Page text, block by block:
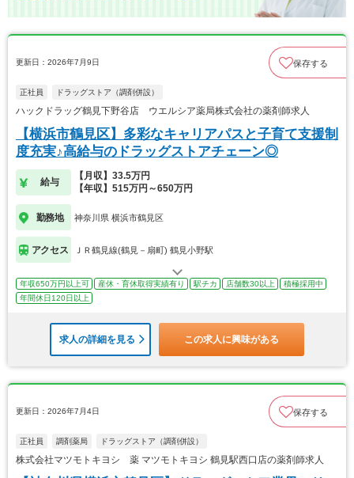
更新日：2026年7月9日 保存する
正社員 ドラッグストア（調剤併設）
ハックドラッグ鶴見下野谷店 ウエルシア薬局株式会社の薬剤師求人
【横浜市鶴見区】多彩なキャリアパスと子育て支援制
度充実♪高給与のドラッグストアチェーン◎
給与
【月収】33.5万円
【年収】515万円～650万円
勤務地 神奈川県 横浜市鶴見区
アクセス ＪＲ鶴見線(鶴見－扇町) 鶴見小野駅
年収650万円以上可 産休・育休取得実績有り 駅チカ 店舗数30以上
積極採用中
年間休日120日以上
求人の詳細を見る この求人に興味がある
更新日：2026年7月4日 保存する
正社員 調剤薬局 ドラッグストア（調剤併設）
株式会社マツモトキヨシ 薬 マツモトキヨシ 鶴見駅西口店の薬剤師求人